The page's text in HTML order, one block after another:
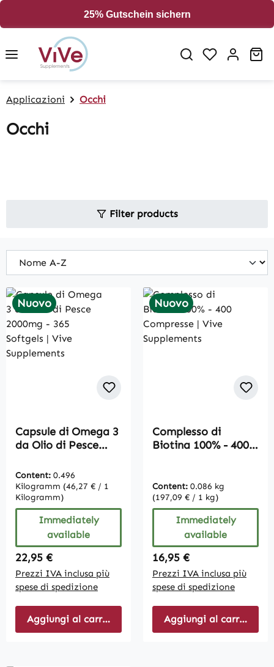
25% Gutschein sichern
Applicazioni Occhi
Occhi
Filter products
Nuovo
Capsule di Omega 3
da Olio di Pesce
Softgels | Vive
Supplements
Content: 0.496
Kilogramm (46,27 € / 1
Kilogramm)
Immediately
available
Regular price:
22,95 €
Prezzi IVA inclusa più
spese di spedizione
Aggiungi al carrello
Nuovo
Complesso di
Biotina 100% - 400
Content: 0.086 kg
(197,09 € / 1 kg)
Immediately
available
Regular price:
16,95 €
Prezzi IVA inclusa più
spese di spedizione
Aggiungi al carrello